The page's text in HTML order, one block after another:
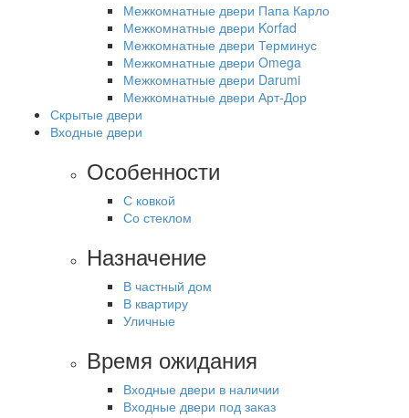
Межкомнатные двери Папа Карло
Межкомнатные двери Korfad
Межкомнатные двери Терминус
Межкомнатные двери Omega
Межкомнатные двери Darumi
Межкомнатные двери Арт-Дор
Скрытые двери
Входные двери
Особенности
С ковкой
Со стеклом
Назначение
В частный дом
В квартиру
Уличные
Время ожидания
Входные двери в наличии
Входные двери под заказ